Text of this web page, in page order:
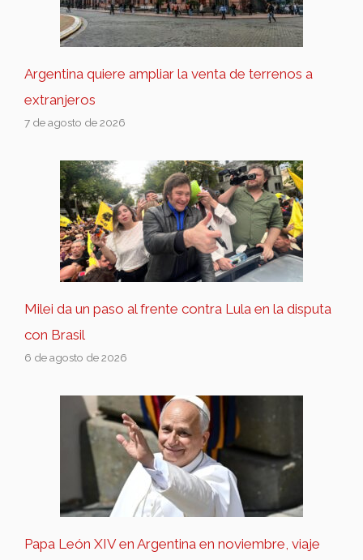
Argentina quiere ampliar la venta de terrenos a
extranjeros
7 de agosto de 2026
Milei da un paso al frente contra Lula en la disputa
con Brasil
6 de agosto de 2026
Papa León XIV en Argentina en noviembre, viaje